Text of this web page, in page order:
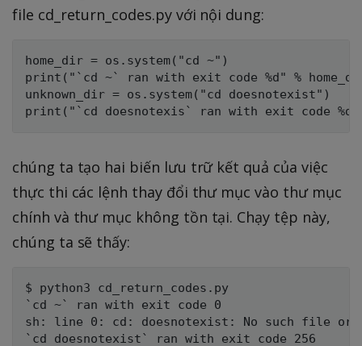
file cd_return_codes.py với nội dung:
home_dir = os.system("cd ~")
print("`cd ~` ran with exit code %d" %
unknown_dir = os.system("cd doesnotexist")
chúng ta tạo hai biến lưu trữ kết quả của việc
thực thi các lệnh thay đổi thư mục vào thư mục
chính và thư mục không tồn tại. Chạy tệp này,
chúng ta sẽ thấy:
$ python3 cd_return_codes.py
`cd ~` ran with exit code 0
sh: line 0: cd: doesnotexist: No such file or